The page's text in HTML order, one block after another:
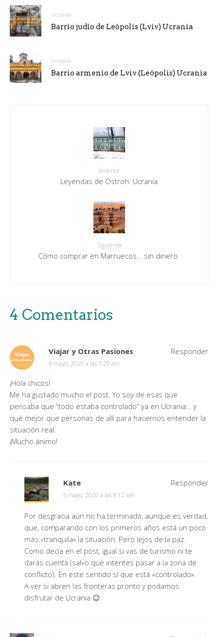
Ucrania
Barrio judío de Leópolis (Lviv) Ucrania
Ucrania
Barrio armenio de Lviv (Leópolis) Ucrania
Anterior
Leyendas de Ostroh. Ucrania
Siguiente
Cómo comprar en Marruecos… sin dinero.
4 Comentarios
Viajar y Otras Pasiones
6 mayo, 2020 a las 7:29 am
¡Hola chicos!
Me ha gustado mucho el post. Yo soy de esas que
pensaba que “todo estaba controlado” ya en Ucrania… y
qué mejor que personas de allí para hacernos entender la
situación real.
¡Mucho ánimo!
Responder
Kate
6 mayo, 2020 a las 9:12 am
Por desgracia aún no ha terminado, aunque es verdad,
que, comparando con los primeros años está un poco
más «tranquila» la situación. Pero lejos de la paz.
Como decía en el post, igual si vas de turismo ni te
darás cuenta (salvo que intentes pasar a la zona de
conflicto). En este sentido sí que está «controlado».
A ver si abren las fronteras pronto y podamos
disfrutar de Ucrania 😉
Responder